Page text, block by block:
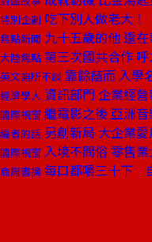
特別企劃 吃下別人做老大！
焦點新聞 九十五歲的他 還
大陸焦點 第三次國共合作
英文無所不談 靠餘蔭而 入學
經濟學人 資訊部門 企業經營
國際視窗 繼電影之後 亞洲
編者的話 另創新局 大企業
國際視窗 入境不問俗 零售
商周書摘 每口都嚼三十下